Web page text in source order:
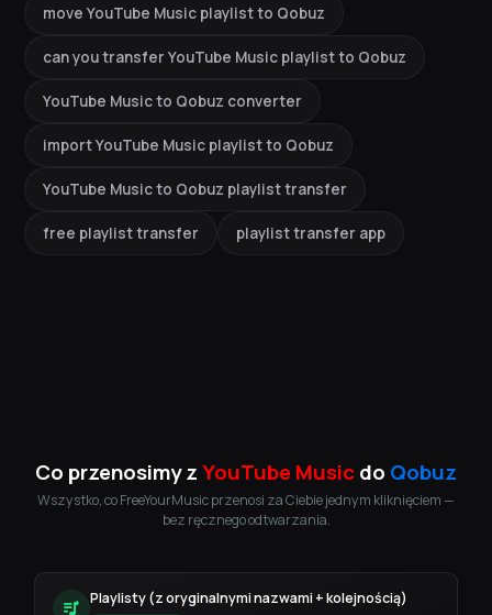
move YouTube Music playlist to Qobuz
can you transfer YouTube Music playlist to Qobuz
YouTube Music to Qobuz converter
import YouTube Music playlist to Qobuz
YouTube Music to Qobuz playlist transfer
free playlist transfer playlist transfer app
Co przenosimy zYouTube Musicdo Qobuz
Wszystko, co FreeYourMusic przenosi za Ciebie jednym kliknięciem —
bez ręcznego odtwarzania.
Playlisty (z oryginalnymi nazwami + kolejnością)